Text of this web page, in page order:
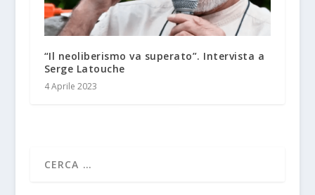
“Il neoliberismo va superato”. Intervista a
Serge Latouche
4 Aprile 2023